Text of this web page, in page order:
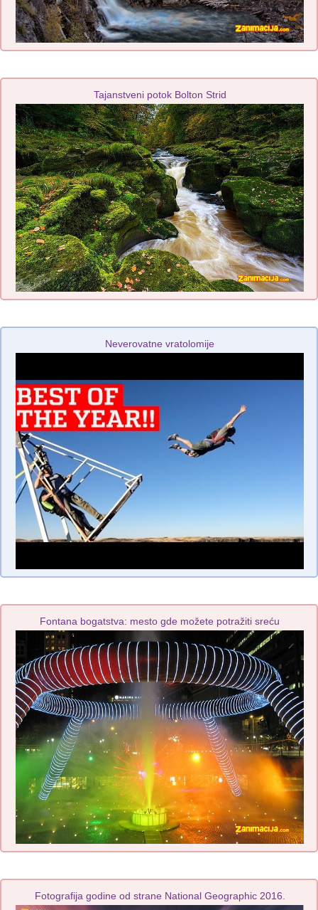
Tajanstveni potok Bolton Strid
Neverovatne vratolomije
Fontana bogatstva: mesto gde možete potražiti sreću
Fotografija godine od strane National Geographic 2016.